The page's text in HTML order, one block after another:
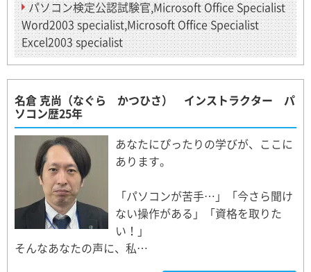
パソコン検定公認試験官,Microsoft Office Specialist
Word2003 specialist,Microsoft Office Specialist
Excel2003 specialist
名倉 克尚（なぐら かつひさ） インストラクター パ
ソコン歴25年
あなたにぴったりの学びが、ここに
あります。
「パソコンが苦手…」「今さら聞け
ない操作がある」「資格を取りた
い！」
そんなあなたの声に、私…